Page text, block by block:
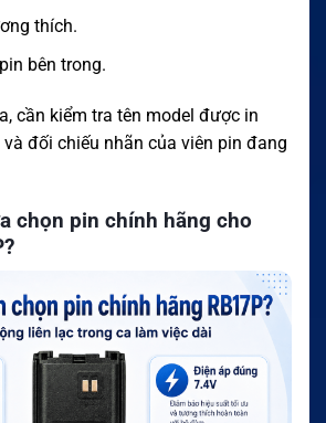
thích.
bên trong.
cần kiểm tra tên model được in
đối chiếu nhãn của viên pin đang
chọn pin chính hãng cho